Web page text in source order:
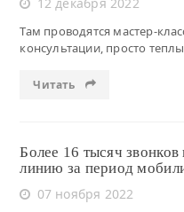
Там проводятся мастер-
консультации, просто
Читать
Более 16 тысяч
линию за период
07 ноября 2022